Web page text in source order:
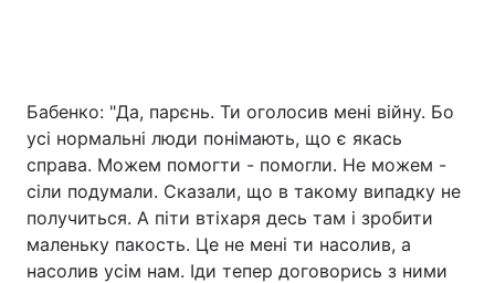
Бабенко: "Да, парєнь. Ти оголосив мені війну. Бо
усі нормальні люди понімають, що є якась
справа. Можем помогти - помогли. Не можем -
сіли подумали. Сказали, що в такому випадку не
получиться. А піти втіхаря десь там і зробити
маленьку пакость. Це не мені ти насолив, а
насолив усім нам. Іди тепер договорись з ними